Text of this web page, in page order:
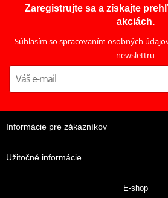
Zaregistrujte sa a získajte
akciách.
Súhlasím so spracovaním osobných
newslettru
Informácie pre zákazníkov
Užitočné informácie
E-shop